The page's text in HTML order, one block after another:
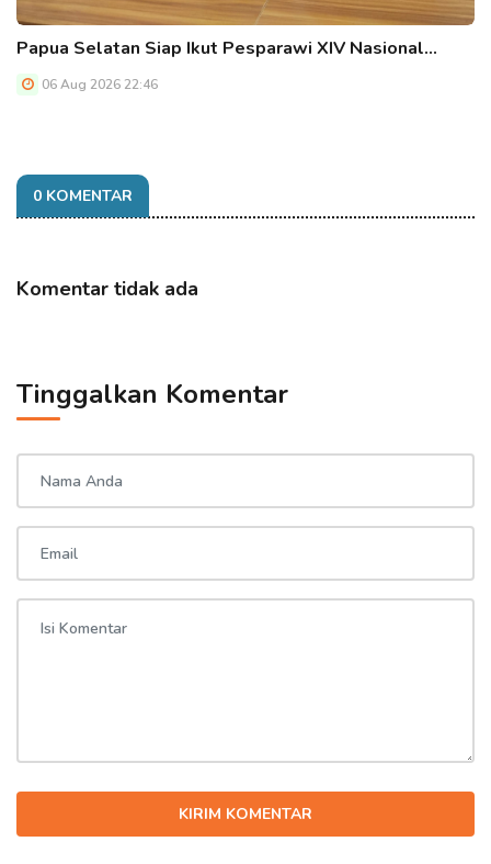
Papua Selatan Siap Ikut Pesparawi XIV Nasional…
06 Aug 2026 22:46
0 KOMENTAR
Komentar tidak ada
Tinggalkan Komentar
KIRIM KOMENTAR